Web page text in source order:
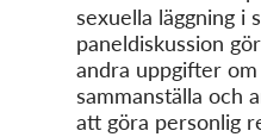
sexuella läggning i
paneldiskussion
andra uppgifter
sammanställa och
att göra personlig